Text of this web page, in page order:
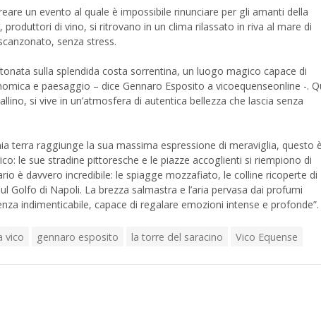
un evento al quale è impossibile rinunciare per gli amanti della
di vino, si ritrovano in un clima rilassato in riva al mare di
senza stress.
sulla splendida costa sorrentina, un luogo magico capace di
e paesaggio – dice Gennaro Esposito a vicoequenseonline -.
si vive in un’atmosfera di autentica bellezza che lascia senza
terra raggiunge la sua massima espressione di meraviglia, questo è
le sue stradine pittoresche e le piazze accoglienti si riempiono di
è davvero incredibile: le spiagge mozzafiato, le colline ricoperte di
Golfo di Napoli. La brezza salmastra e l’aria pervasa dai profumi
indimenticabile, capace di regalare emozioni intense e profonde”.
vico gennaro esposito la torre del saracino Vico Equense